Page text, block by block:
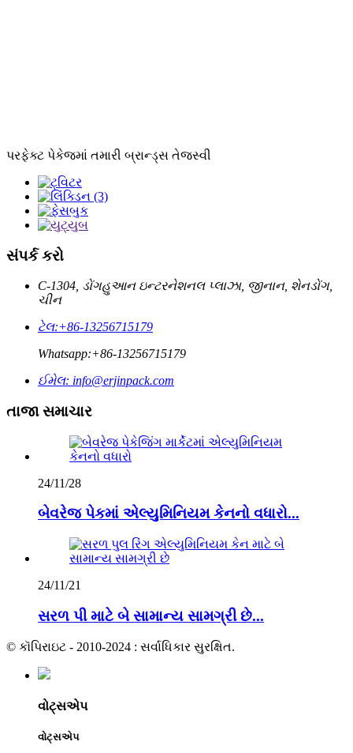
પરફેક્ટ પેકેજમાં તમારી બ્રાન્ડ્સ તેજસ્વી
સંપર્ક કરો
C-1304, ડોંગહુઆન ઇન્ટરનેશનલ પ્લાઝા, જીનાન, શેનડોંગ,
ચીન
ટેલ:+86-13256715179
Whatsapp:+86-13256715179
ઈમેલ: info@erjinpack.com
તાજા સમાચાર
24/11/28
બેવરેજ પેકમાં એલ્યુમિનિયમ કેનનો વધારો...
24/11/21
સરળ પી માટે બે સામાન્ય સામગ્રી છે...
© કૉપિરાઇટ - 2010-2024 : સર્વાધિકાર સુરક્ષિત.
વોટ્સએપ
વોટ્સએપ